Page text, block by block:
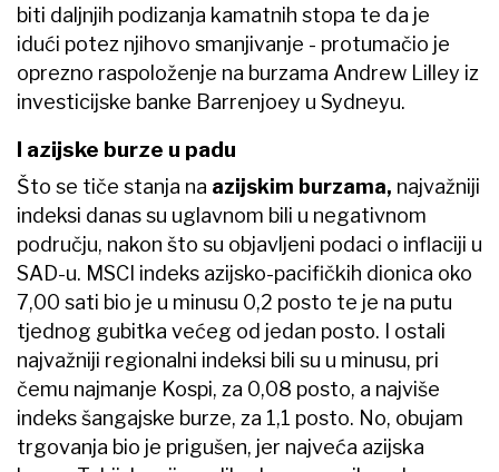
biti daljnjih podizanja kamatnih stopa te da je
idući potez njihovo smanjivanje - protumačio je
oprezno raspoloženje na burzama Andrew Lilley iz
investicijske banke Barrenjoey u Sydneyu.
I azijske burze u padu
Što se tiče stanja na azijskim burzama, najvažniji
indeksi danas su uglavnom bili u negativnom
području, nakon što su objavljeni podaci o inflaciji u
SAD-u. ​MSCI indeks azijsko-pacifičkih dionica oko
7,00 sati bio je u minusu 0,2 posto te je na putu
tjednog gubitka većeg od jedan posto. I ostali
najvažniji regionalni indeksi bili su u minusu, pri
čemu najmanje Kospi, za 0,08 posto, a najviše
indeks šangajske burze, za 1,1 posto. No, obujam
trgovanja bio je prigušen, jer najveća azijska